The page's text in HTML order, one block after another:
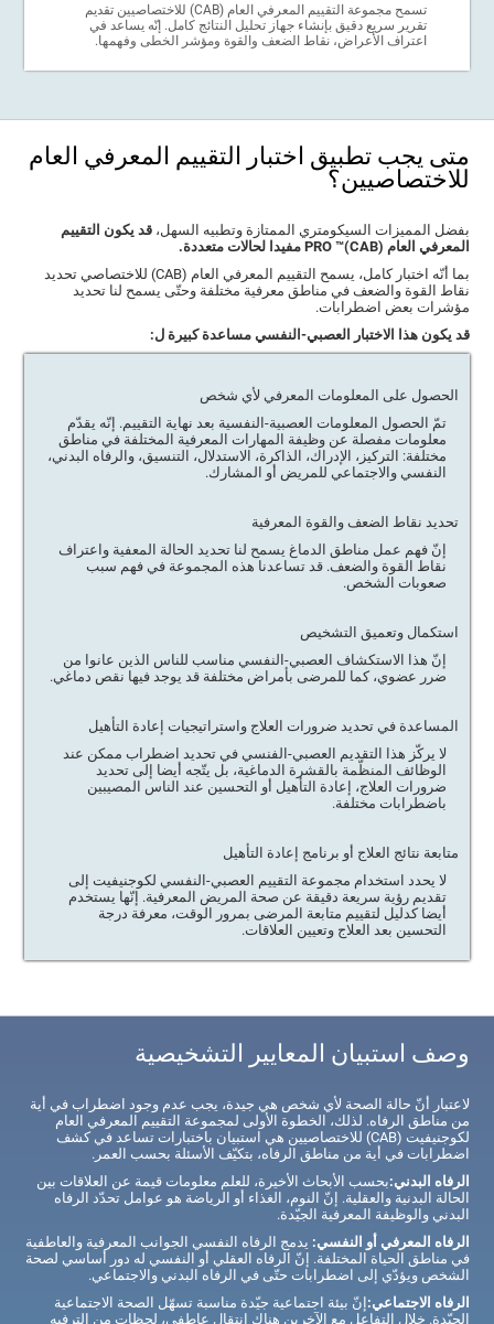
تسمح مجموعة التقييم المعرفي العام (CAB) للاختصاصيين تقديم
تقرير سريع دقيق بإنشاء جهاز تحليل النتائج كامل. إنّه يساعد في
اعتراف الأعراض، نقاط الضعف والقوة ومؤشر الخطى وفهمها.
متى يجب تطبيق اختبار التقييم المعرفي العام
للاختصاصيين؟
بفضل المميزات السيكومتري الممتازة وتطبيه السهل،قد يكون التقييم
المعرفي العام (CAB)™ PRO مفيدا لحالات متعددة.
بما أنّه اختبار كامل، يسمح التقييم المعرفي العام (CAB) للاختصاصي تحديد
نقاط القوة والضعف في مناطق معرفية مختلفة وحتّى يسمح لنا تحديد
مؤشرات بعض اضطرابات.
قد يكون هذا الاختبار العصبي-النفسي مساعدة كبيرة ل:
الحصول على المعلومات المعرفي لأي شخص
تمّ الحصول المعلومات العصبية-النفسية بعد نهاية التقييم. إنّه يقدّم
معلومات مفصلة عن وظيفة المهارات المعرفية المختلفة في مناطق
مختلفة: التركيز، الإدراك، الذاكرة، الاستدلال، التنسيق، والرفاه البدني،
النفسي والاجتماعي للمريض أو المشارك.
تحديد نقاط الضعف والقوة المعرفية
إنّ فهم عمل مناطق الدماغ يسمح لنا تحديد الحالة المعفية واعتراف
نقاط القوة والضعف. قد تساعدنا هذه المجموعة في فهم سبب
صعوبات الشخص.
استكمال وتعميق التشخيص
إنّ هذا الاستكشاف العصبي-النفسي مناسب للناس الذين عانوا من
ضرر عضوي، كما للمرضى بأمراض مختلفة قد يوجد فيها نقص دماغي.
المساعدة في تحديد ضرورات العلاج واستراتيجيات إعادة التأهيل
لا يركّز هذا التقديم العصبي-الفنسي في تحديد اضطراب ممكن عند
الوظائف المنظّمة بالقشرة الدماغية، بل يتّجه أيضا إلى تحديد
ضرورات العلاج، إعادة التأهيل أو التحسين عند الناس المصيبين
باضطرابات مختلفة.
متابعة نتائج العلاج أو برنامج إعادة التأهيل
لا يحدد استخدام مجموعة التقييم العصبي-النفسي لكوجنيفيت إلى
تقديم رؤية سريعة دقيقة عن صحة المريض المعرفية. إنّها يستخدم
أيضا كدليل لتقييم متابعة المرضى بمرور الوقت، معرفة درجة
التحسين بعد العلاج وتعيين العلاقات.
وصف استبيان المعايير التشخيصية
لاعتبار أنّ حالة الصحة لأي شخص هي جيدة، يجب عدم وجود اضطراب في أية
من مناطق الرفاه. لذلك، الخطوة الأولى لمجموعة التقييم المعرفي العام
لكوجنيفيت (CAB) للاختصاصيين هي استبيان باختبارات تساعد في كشف
اضطرابات في أية من مناطق الرفاه، بتكيّف الأسئلة بحسب العمر.
الرفاه البدني:بحسب الأبحاث الأخيرة، للعلم معلومات قيمة عن العلاقات بين
الحالة البدنية والعقلية. إنّ النوم، الغذاء أو الرياضة هو عوامل تحدّد الرفاه
البدني والوظيفة المعرفية الجيّدة.
الرفاه المعرفي أو النفسي: يدمج الرفاه النفسي الجوانب المعرفية والعاطفية
في مناطق الحياة المختلفة. إنّ الرفاه العقلي أو النفسي له دور أساسي لصحة
الشخص ويؤدّي إلى اضطرابات حتّى في الرفاه البدني والاجتماعي.
الرفاه الاجتماعي:إنّ بيئة اجتماعية جيّدة مناسبة تسهّل الصحة الاجتماعية
الجيّدة. خلال التفاعل مع الآخرين هناك انتقال عاطفي، لحظات من الترفيه